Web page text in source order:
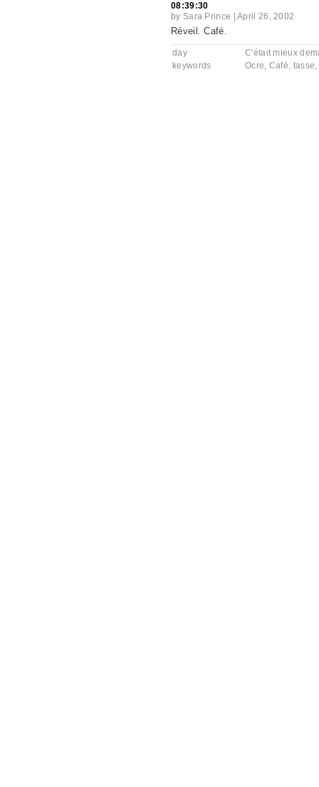
08:39:30
by Sara Prince |April 26, 2002
Réveil. Café.
day
C'était mieux
keywords
Ocre, Café, tasse,